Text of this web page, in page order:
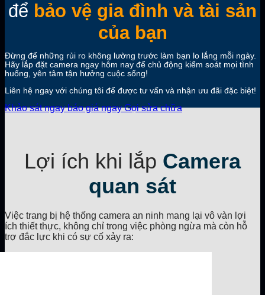
để bảo vệ gia đình và tài sản
của bạn
Đừng để những rủi ro không lường trước làm bạn lo lắng mỗi ngày.
Hãy lắp đặt camera ngay hôm nay để chủ động kiểm soát mọi tình
huống, yên tâm tận hưởng cuộc sống!
Liên hệ ngay với chúng tôi để được tư vấn và nhận ưu đãi đặc biệt!
Khảo sát ngay báo giá ngay Gọi sửa chữa
Lợi ích khi lắp Camera
quan sát
Việc trang bị hệ thống camera an ninh mang lại vô vàn lợi
ích thiết thực, không chỉ trong việc phòng ngừa mà còn hỗ
trợ đắc lực khi có sự cố xảy ra: